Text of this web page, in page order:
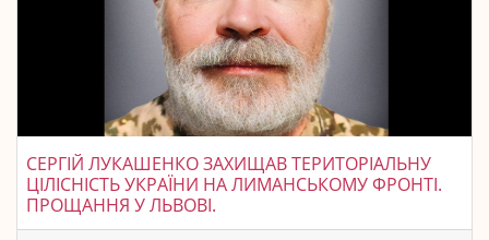
СЕРГІЙ ЛУКАШЕНКО ЗАХИЩАВ ТЕРИТОРІАЛЬНУ
ЦІЛІСНІСТЬ УКРАЇНИ НА ЛИМАНСЬКОМУ ФРОНТІ.
ПРОЩАННЯ У ЛЬВОВІ.